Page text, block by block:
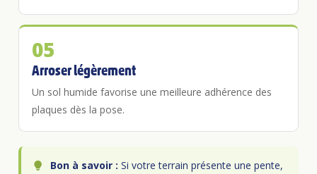
05
Arroser légèrement
Un sol humide favorise une meilleure adhérence des
plaques dès la pose.
Bon à savoir : Si votre terrain présente une pente,